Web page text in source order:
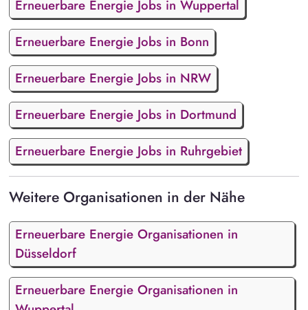
Erneuerbare Energie Jobs in Wuppertal
Erneuerbare Energie Jobs in Bonn
Erneuerbare Energie Jobs in NRW
Erneuerbare Energie Jobs in Dortmund
Erneuerbare Energie Jobs in Ruhrgebiet
Weitere Organisationen in der Nähe
Erneuerbare Energie Organisationen in
Düsseldorf
Erneuerbare Energie Organisationen in